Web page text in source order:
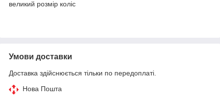
великий розмір коліс
Умови доставки
Доставка здійснюється тільки по передоплаті.
Нова Пошта